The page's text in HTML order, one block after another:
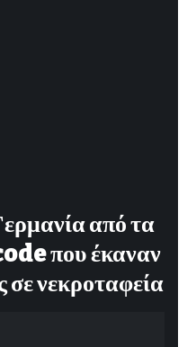
από τα
που έκαναν
σε νεκροταφεία